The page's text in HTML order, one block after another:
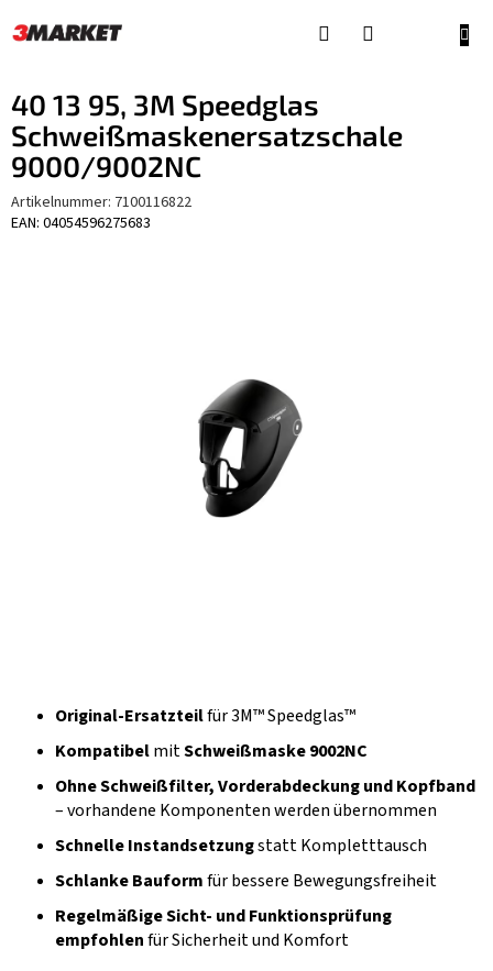
Inhalt
40 13 95, 3M Speedglas
Schweißmaskenersatzschale
9000/9002NC
Artikelnummer: 7100116822
EAN: 04054596275683
Original-Ersatzteilfür 3M™ Speedglas™
KompatibelmitSchweißmaske 9002NC
Ohne Schweißfilter, Vorderabdeckung und Kopfband
– vorhandene Komponenten werden übernommen
Schnelle Instandsetzungstatt Kompletttausch
Schlanke Bauformfür bessere Bewegungsfreiheit
Regelmäßige Sicht- und Funktionsprüfung
empfohlenfür Sicherheit und Komfort